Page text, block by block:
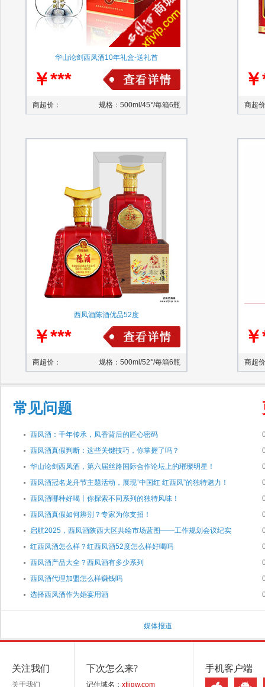
华山论剑西凤酒10年礼盒-送礼首
￥***
商超价： 规格：500ml/45°/每箱6瓶 商超
西凤酒陈酒优品52度
￥***
商超价： 规格：500ml/52°/每箱6瓶 商超
常见问题
西凤酒：千年传承，凤香背后的匠心密码
西凤酒真假判断：这些关键技巧，你掌握了吗？
华山论剑西凤酒，第六届丝路国际合作论坛上的璀璨明星！
西凤酒冠名龙舟节主题活动，展现“中国红 红西凤”的独特魅力！
西凤酒哪种好喝丨你探索不同系列的独特风味！
西凤酒真假如何辨别？专家为你支招！
启航2025，西凤酒陕西大区共绘市场蓝图——工作规划会议纪实
红西凤酒怎么样？红西凤酒52度怎么样好喝吗
西凤酒产品大全？西凤酒有多少系列
西凤酒代理加盟怎么样赚钱吗
选择西凤酒作为婚宴用酒
媒体报道
关注我们
关于我们
下次怎么来?
记住域名： xfjjgw.com
手机客户端